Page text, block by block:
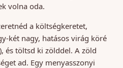
volna oda.
a költségkeretet,
két nagy, hatásos virág köré
és töltsd ki zölddel. A zöld
ad. Egy menyasszonyi